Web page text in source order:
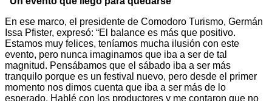
En ese marco, el presidente de Comodoro Turismo, Germán
Issa Pfister, expresó: “El balance es más que positivo.
Estamos muy felices, teníamos mucha ilusión con este
evento, pero nunca imaginamos que iba a ser de tal
magnitud. Pensábamos que el sábado iba a ser más
tranquilo porque es un festival nuevo, pero desde el primer
momento nos dimos cuenta que iba a ser más de lo
esperado. Hablé con los productores y me contaron que no